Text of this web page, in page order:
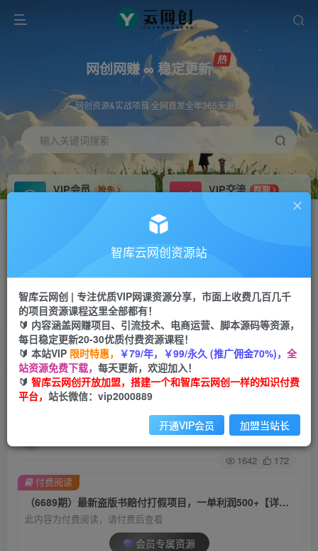
网创网赚 ∞ 稳定更新
网创资源&实战项目 全网首发全年365天更新
输入关键词搜索
VIP会员
抢先
VIP交流
群聊
研究探讨更多创业项目路子。
会员专属推广链接
网赚网创 项目
365天稳定跟新
APP下载
GO
首页 创业课程 会员专属 正文
（6689期）最新盗版书赔付打假项目，一单利润
500+【详细玩法视频教程】
关注 私信
1642 172
（6689期）最新盗版书赔付打假项目，一单利润500+【详细玩法视频教程】
此内容为付费阅读，请付费后查看
会员专属资源
付费阅读
智库云网创资源站
智库云网创 | 专注优质VIP网课资源分享，市面上收费几百几千
的项目资源课程这里全部都有！
🔰 内容涵盖网赚项目、引流技术、电商运营、脚本源码等资源，
每日稳定更新20-30优质付费资源课程！
🔰 本站VIP 限时特惠， ￥79/年，￥99/永久 (推广佣金70%)， 全
站资源免费下载， 每天更新，欢迎加入！
🔰 智库云网创开放加盟，搭建一个和智库云网创一样的知识付费
平台， 站长微信：vip2000889
开通VIP会员 加盟当站长